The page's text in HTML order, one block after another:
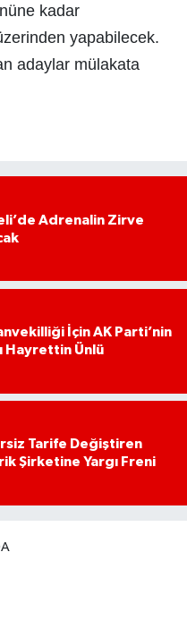
kadar
yapabilecek.
adaylar mülakata
Adrenalin Zirve
İçin AK Parti’nin
Hayrettin Ünlü
Tarife Değiştiren
Şirketine Yargı Freni